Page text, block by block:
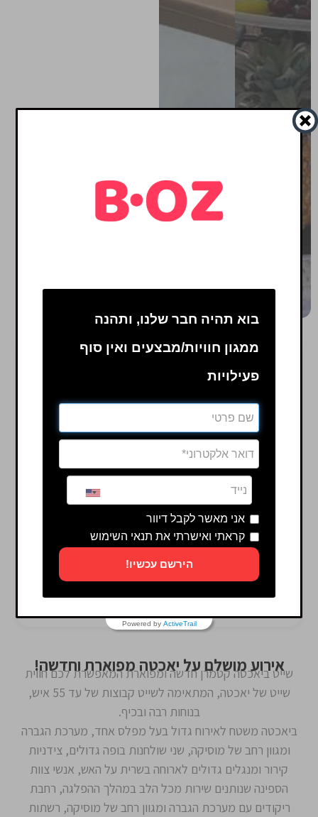
הוספה לסל והמשך לתשלום
אירוע מושלם על יאכטה מפוארת וחדשה!
שייט ביאכטה קטמרן חדשה ומפוארת המאפשרת לכם חווית
שייט של יאכטה, המתאימה לשייט קבוצות של עד 55 איש,
בנוחות רבה ובכיף.
ביאכטה משטח לאירוח גדול בעל מפלס אחד, מערכת הגברה
ומגוון רחב של מוסיקה, שני שולחנות בופה גדולים, צידניות
קירור ומנגלים גדולים לארוחה בשרית על האש, אנשי צוות
הספינה שנותנים שירות מכל הלב במהלך ההפלגה, רחבת
ריקודים עם מערכת הגברה ומגוון רחב של מוסיקה, רשתות
בוא תהיה חבר שלנו, ותהנה
ממגון חוויות/מבצעים ואין סוף
פעילויות
אני מאשר לקבל דיוור
קראתי ואישרתי את תנאי השימוש
הירשם עכשיו!
Powered by ActiveTrail